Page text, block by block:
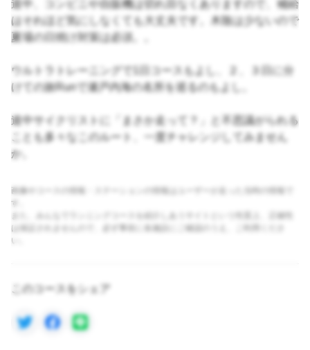
道中、コンビニや自販機は切れ目なくありますので、補給
はそれほど気にしなくても大丈夫です。木陰は少ないので
夏場の日焼け対策は必須。。
ウルトラトレーニングで1日コースもよし、２、３日に分
けての旅Runで瀬戸内海の名所を巡るのもよし。
道中サイクリストに「まさか走って？」と不思議がられる
ことも多々なこのルート、一度チャレンジしてみません
か。
画像やコースの情報・ステーションの情報はユーザーが走った当時の情報で
す。
また、みんなでランニングコースを紹介しあうサイトという性質上、正確性
は保証されませんので、必ず事前に各施設にご確認のうえ、ご利用くださ
い。
このコースをシェア